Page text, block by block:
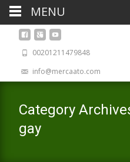
00201211479848
info@mercaato.com
Category
gay
MENU